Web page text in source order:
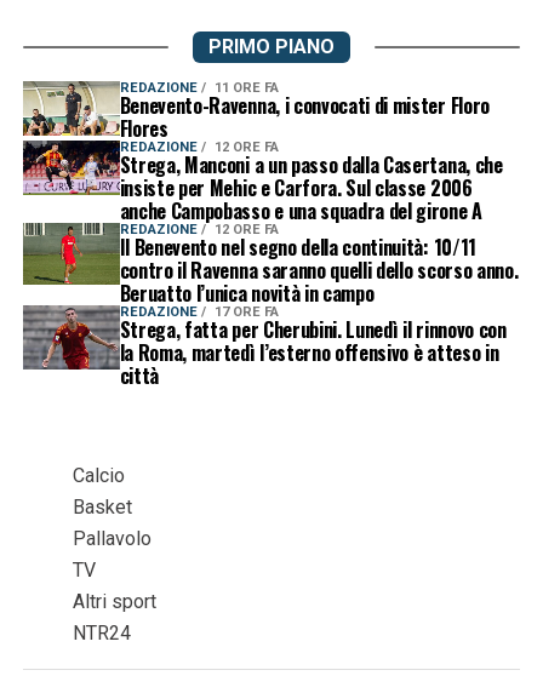
PRIMO PIANO
REDAZIONE 11 ORE FA
Benevento-Ravenna, i convocati di mister Floro
Flores
REDAZIONE 12 ORE FA
Strega, Manconi a un passo dalla Casertana, che
insiste per Mehic e Carfora. Sul classe 2006
anche Campobasso e una squadra del girone A
REDAZIONE 12 ORE FA
Il Benevento nel segno della continuità: 10/11
contro il Ravenna saranno quelli dello scorso anno.
Beruatto l’unica novità in campo
REDAZIONE 17 ORE FA
Strega, fatta per Cherubini. Lunedì il rinnovo con
la Roma, martedì l’esterno offensivo è atteso in
città
Calcio
Basket
Pallavolo
TV
Altri sport
NTR24